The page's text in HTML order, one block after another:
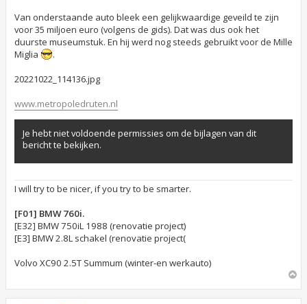
Van onderstaande auto bleek een gelijkwaardige geveild te zijn
voor 35 miljoen euro (volgens de gids). Dat was dus ook het
duurste museumstuk. En hij werd nog steeds gebruikt voor de Mille
Miglia
.
20221022_114136.jpg
www.metropoledruten.nl
Je hebt niet voldoende permissies om de bijlagen van dit
bericht te bekijken.
I will try to be nicer, if you try to be smarter.
[F01] BMW 760i.
[E32] BMW 750iL 1988 (renovatie project)
[E3] BMW 2.8L schakel (renovatie project(
Volvo XC90 2.5T Summum (winter-en werkauto)
h